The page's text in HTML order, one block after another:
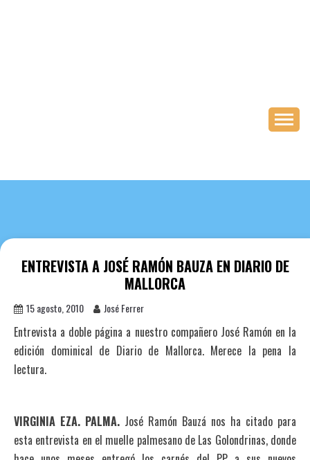
ENTREVISTA A JOSÉ RAMÓN BAUZA EN DIARIO DE
MALLORCA
15 agosto, 2010 José Ferrer
Entrevista a doble página a nuestro compañero José Ramón en la
edición dominical de Diario de Mallorca. Merece la pena la
lectura.
VIRGINIA EZA. PALMA. José Ramón Bauzá nos ha citado para
esta entrevista en el muelle palmesano de Las Golondrinas, donde